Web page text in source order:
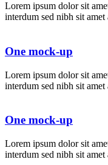
Lorem ipsum dolor sit
interdum sed nibh sit
One mock-up
Lorem ipsum dolor sit
interdum sed nibh sit
One mock-up
Lorem ipsum dolor sit
interdum sed nibh sit